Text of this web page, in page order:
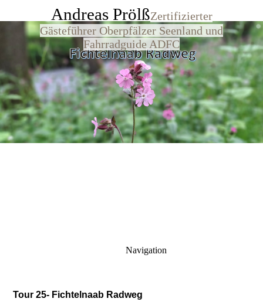
Andreas PrölßZertifizierter
Gästeführer Oberpfälzer Seenland und
Fahrradguide ADFC
Navigation
Tour 25- Fichtelnaab Radweg